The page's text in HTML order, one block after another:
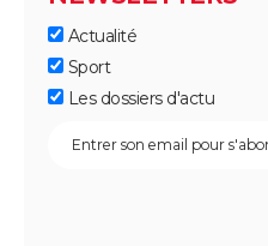
Actualité
Sport
Les dossiers d'actu